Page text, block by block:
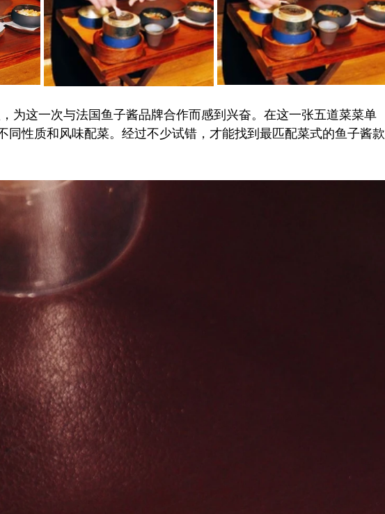
为这一次与法国鱼子酱品牌合作而感到兴奋。在这一张五道菜菜单
同性质和风味配菜。经过不少试错，才能找到最匹配菜式的鱼子酱款